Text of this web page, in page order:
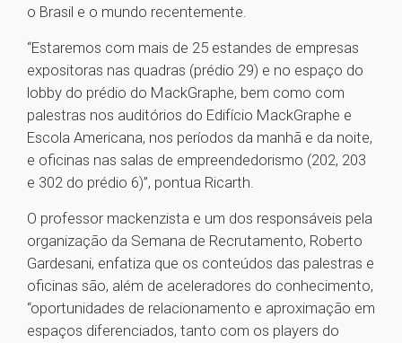
o Brasil e o mundo recentemente.
“Estaremos com mais de 25 estandes de empresas
expositoras nas quadras (prédio 29) e no espaço do
lobby do prédio do MackGraphe, bem como com
palestras nos auditórios do Edifício MackGraphe e
Escola Americana, nos períodos da manhã e da noite,
e oficinas nas salas de empreendedorismo (202, 203
e 302 do prédio 6)”, pontua Ricarth.
O professor mackenzista e um dos responsáveis pela
organização da Semana de Recrutamento, Roberto
Gardesani, enfatiza que os conteúdos das palestras e
oficinas são, além de aceleradores do conhecimento,
“oportunidades de relacionamento e aproximação em
espaços diferenciados, tanto com os players do